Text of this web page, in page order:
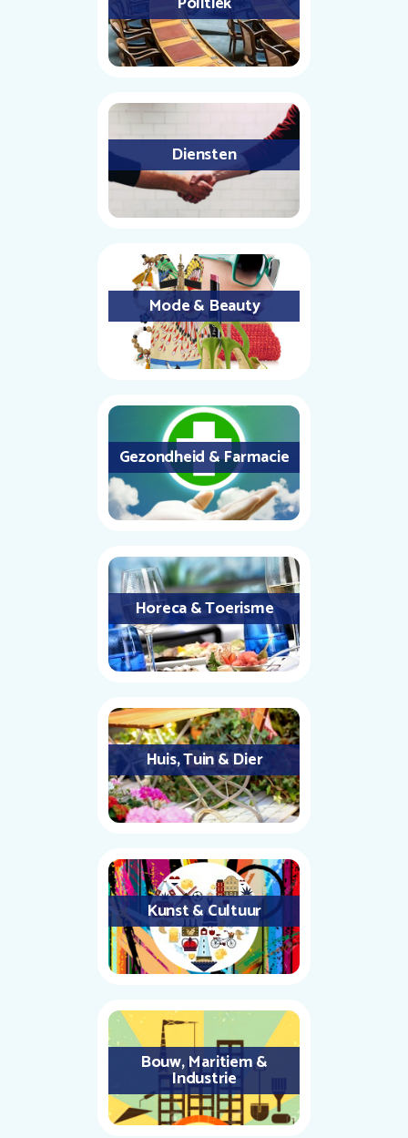
Diensten
Mode & Beauty
Gezondheid & Farmacie
Horeca & Toerisme
Huis, Tuin & Dier
Kunst & Cultuur
Bouw, Maritiem &
Industrie